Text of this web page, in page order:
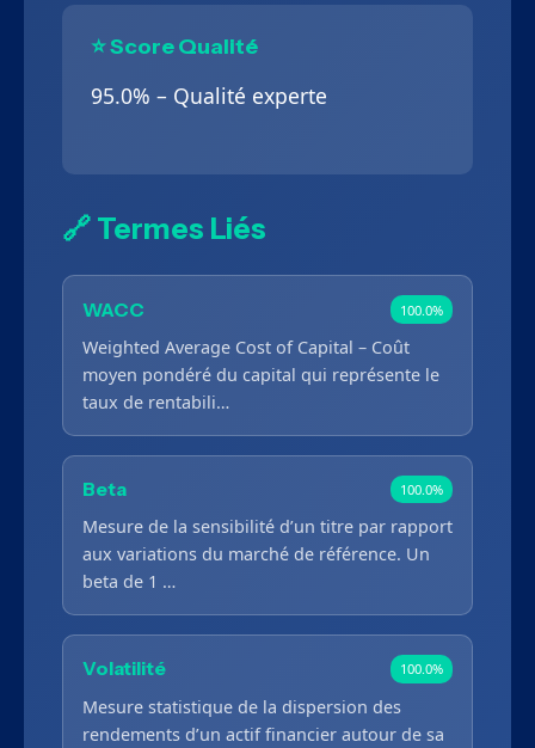
⭐ Score Qualité
95.0% – Qualité experte
🔗 Termes Liés
WACC 100.0%
Weighted Average Cost of Capital – Coût
moyen pondéré du capital qui représente le
taux de rentabili…
Beta 100.0%
Mesure de la sensibilité d’un titre par rapport
aux variations du marché de référence. Un
beta de 1 …
Volatilité 100.0%
Mesure statistique de la dispersion des
rendements d’un actif financier autour de sa